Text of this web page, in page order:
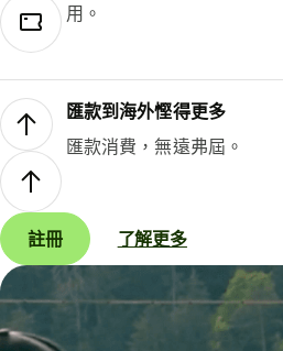
用。
匯款到海外慳得更多
匯款消費，無遠弗屆。
註冊 了解更多